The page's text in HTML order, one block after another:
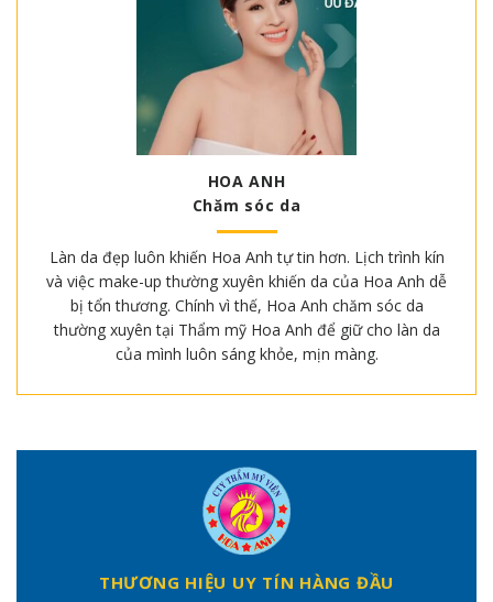
HOA ANH
Chăm sóc da
Làn da đẹp luôn khiến Hoa Anh tự tin hơn. Lịch trình kín
và việc make-up thường xuyên khiến da của Hoa Anh dễ
bị tổn thương. Chính vì thế, Hoa Anh chăm sóc da
thường xuyên tại Thẩm mỹ Hoa Anh để giữ cho làn da
của mình luôn sáng khỏe, mịn màng.
THƯƠNG HIỆU UY TÍN HÀNG ĐẦU